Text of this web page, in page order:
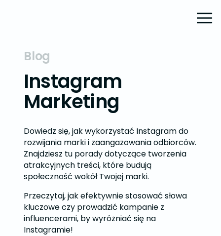
Blog
Instagram
Marketing
Dowiedz się, jak wykorzystać Instagram do
rozwijania marki i zaangażowania odbiorców.
Znajdziesz tu porady dotyczące tworzenia
atrakcyjnych treści, które budują
społeczność wokół Twojej marki.
Przeczytaj, jak efektywnie stosować słowa
kluczowe czy prowadzić kampanie z
influencerami, by wyróżniać się na
Instagramie!